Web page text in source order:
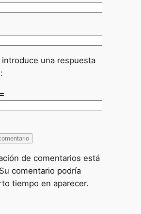
introduce una respuesta
de comentarios está
comentario podría
tiempo en aparecer.